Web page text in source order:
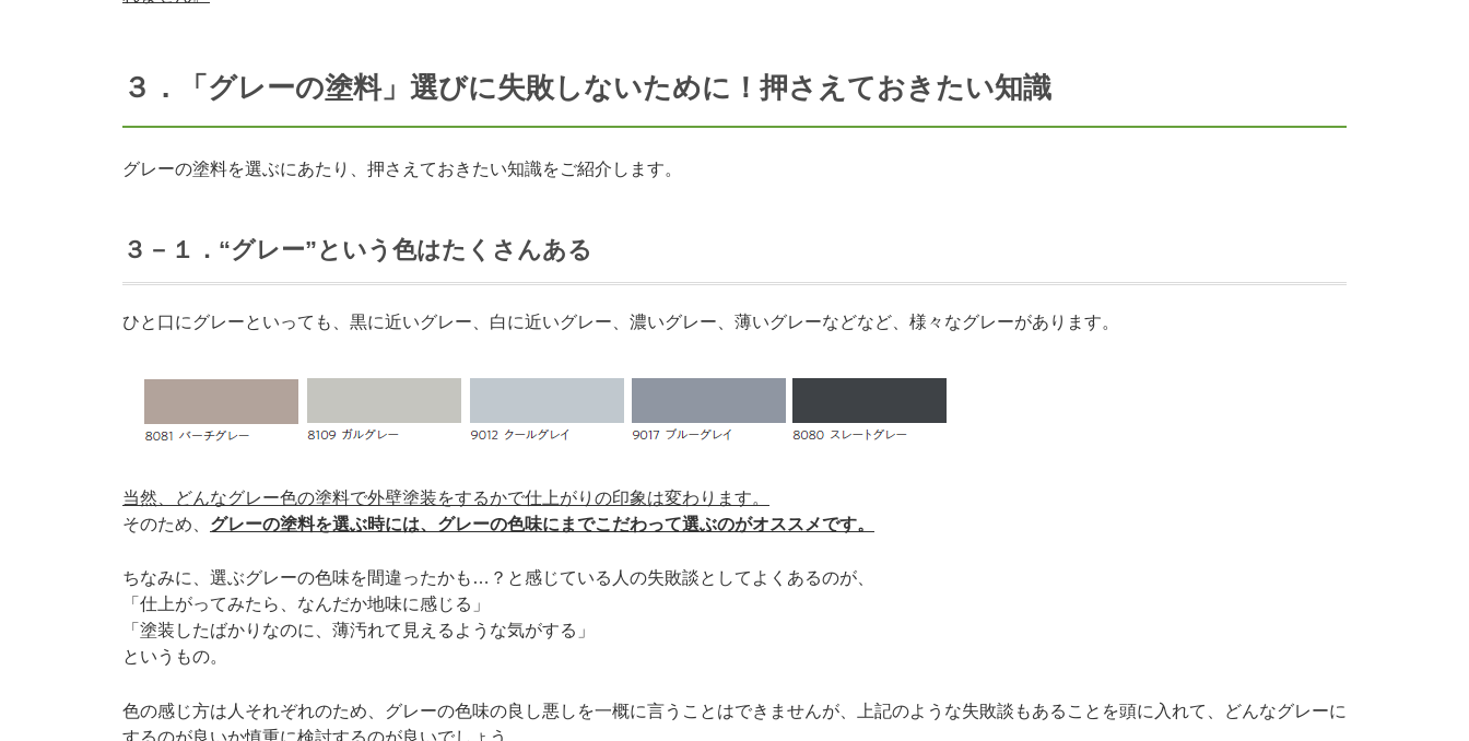
３．「グレーの塗料」選びに失敗しないために！押さえておきたい知識
グレーの塗料を選ぶにあたり、押さえておきたい知識をご紹介します。
３－１．“グレー”という色はたくさんある
ひと口にグレーといっても、黒に近いグレー、白に近いグレー、濃いグレー、薄いグレーなどなど、様々なグレーがあります。
当然、どんなグレー色の塗料で外壁塗装をするかで仕上がりの印象は変わります。
そのため、 グレーの塗料を選ぶ時には、グレーの色味にまでこだわって選ぶのがオススメです。
ちなみに、選ぶグレーの色味を間違ったかも…？と感じている人の失敗談としてよくあるのが、
「仕上がってみたら、なんだか地味に感じる」
「塗装したばかりなのに、薄汚れて見えるような気がする」
というもの。
色の感じ方は人それぞれのため、グレーの色味の良し悪しを一概に言うことはできませんが、上記のような失敗談もあることを頭に入れて、どんなグレーに
するのが良いか慎重に検討するのが良いでしょう。